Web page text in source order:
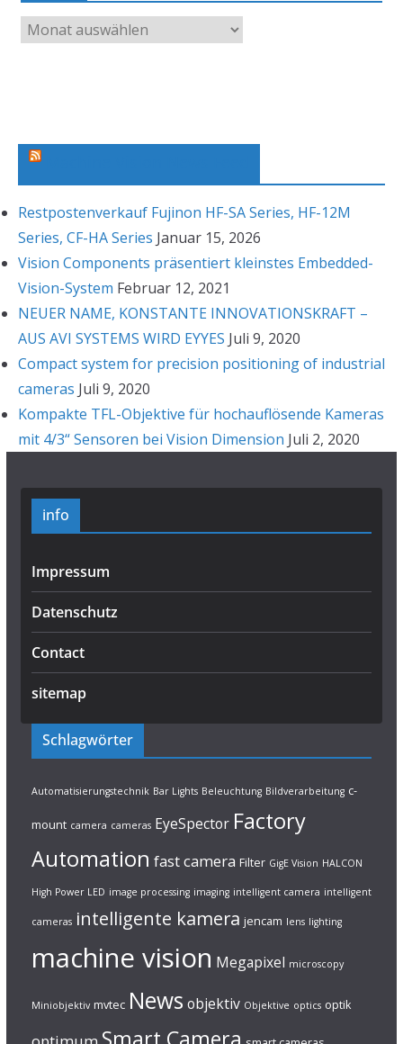
r
Restpostenverkauf Fujinon HF-SA Series, HF-12M
Series, CF-HA Series Januar 15, 2026
Vision Components präsentiert kleinstes Embedded-
Vision-System Februar 12, 2021
NEUER NAME, KONSTANTE INNOVATIONSKRAFT –
AUS AVI SYSTEMS WIRD EYYES Juli 9, 2020
Compact system for precision positioning of industrial
cameras Juli 9, 2020
Kompakte TFL-Objektive für hochauflösende Kameras
mit 4/3“ Sensoren bei Vision Dimension Juli 2, 2020
info
Impressum
Datenschutz
Contact
sitemap
Schlagwörter
Automatisierungstechnik Bar Lights Beleuchtung Bildverarbeitung c-
mount camera cameras EyeSpector Factory
Automation fast camera Filter GigE Vision HALCON
High Power LED image processing imaging intelligent camera intelligent
cameras intelligente kamera jencam lens lighting
machine vision Megapixel microscopy
Miniobjektiv mvtec News objektiv Objektive optics optik